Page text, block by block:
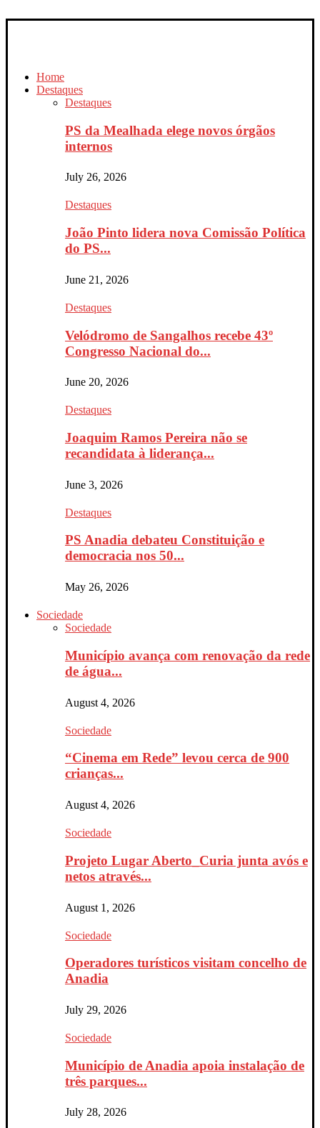
Home
Destaques
Destaques
PS da Mealhada elege novos órgãos
internos
July 26, 2026
Destaques
João Pinto lidera nova Comissão Política
do PS...
June 21, 2026
Destaques
Velódromo de Sangalhos recebe 43º
Congresso Nacional do...
June 20, 2026
Destaques
Joaquim Ramos Pereira não se
recandidata à liderança...
June 3, 2026
Destaques
PS Anadia debateu Constituição e
democracia nos 50...
May 26, 2026
Sociedade
Sociedade
Município avança com renovação da rede
de água...
August 4, 2026
Sociedade
“Cinema em Rede” levou cerca de 900
crianças...
August 4, 2026
Sociedade
Projeto Lugar Aberto_Curia junta avós e
netos através...
August 1, 2026
Sociedade
Operadores turísticos visitam concelho de
Anadia
July 29, 2026
Sociedade
Município de Anadia apoia instalação de
três parques...
July 28, 2026